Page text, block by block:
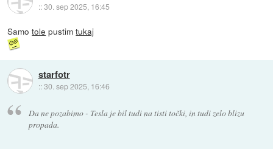
::30. sep 2025, 16:45
Samotole pustimtukaj
starfotr
::30. sep 2025, 16:46
Da ne pozabimo - Tesla je bil tudi na tisti točki, in tudi zelo blizu
propada.